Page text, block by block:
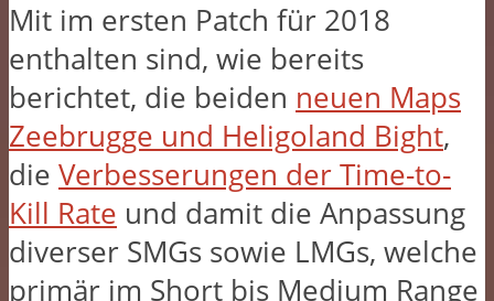
Mit im ersten Patch für 2018
enthalten sind, wie bereits
berichtet, die beiden neuen Maps
Zeebrugge und Heligoland Bight,
die Verbesserungen der Time-to-
Kill Rate und damit die Anpassung
diverser SMGs sowie LMGs, welche
primär im Short bis Medium Range